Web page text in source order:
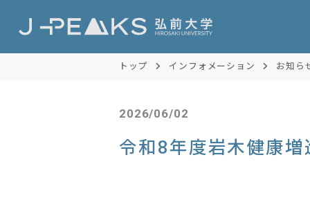
トップ インフォメーション お知ら
2026/06/02
令和8年度岩木健康増